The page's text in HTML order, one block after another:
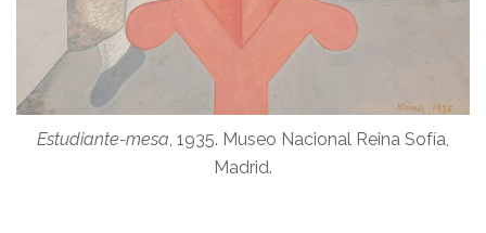
Estudiante-mesa , 1935. Museo Nacional Reina Sofía,
Madrid.